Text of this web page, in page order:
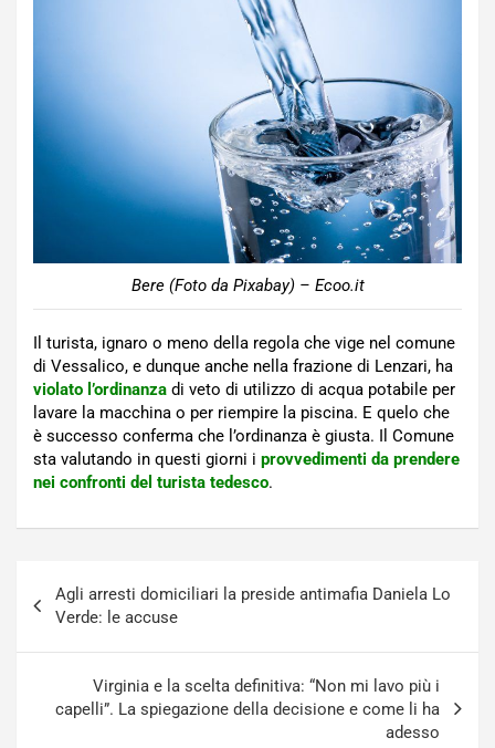
Bere (Foto da Pixabay) – Ecoo.it
Il turista, ignaro o meno della regola che vige nel comune
di Vessalico, e dunque anche nella frazione di Lenzari, ha
violato l’ordinanza di veto di utilizzo di acqua potabile per
lavare la macchina o per riempire la piscina. E quelo che
è successo conferma che l’ordinanza è giusta. Il Comune
sta valutando in questi giorni i provvedimenti da prendere
nei confronti del turista tedesco.
articoli
Agli arresti domiciliari la preside antimafia Daniela Lo
Verde: le accuse
Virginia e la scelta definitiva: “Non mi lavo più i
capelli”. La spiegazione della decisione e come li ha
adesso